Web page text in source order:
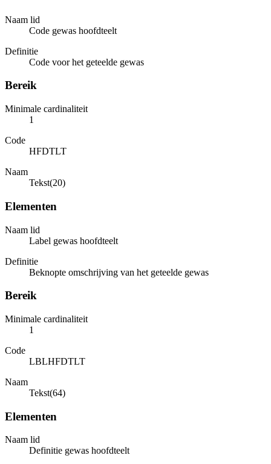
Naam lid
Code gewas hoofdteelt
Definitie
Code voor het geteelde gewas
Bereik
Minimale cardinaliteit
1
Code
HFDTLT
Naam
Tekst(20)
Elementen
Naam lid
Label gewas hoofdteelt
Definitie
Beknopte omschrijving van het geteelde gewas
Bereik
Minimale cardinaliteit
1
Code
LBLHFDTLT
Naam
Tekst(64)
Elementen
Naam lid
Definitie gewas hoofdteelt